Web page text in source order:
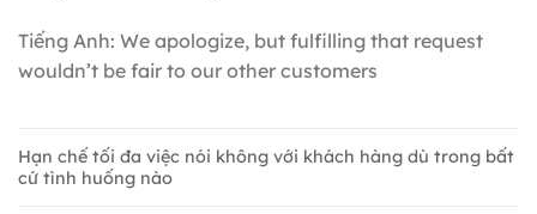
Tiếng Anh: We apologize, but fulfilling that request
wouldn’t be fair to our other customers
Hạn chế tối đa việc nói không với khách hàng dù trong bất
cứ tình huống nào